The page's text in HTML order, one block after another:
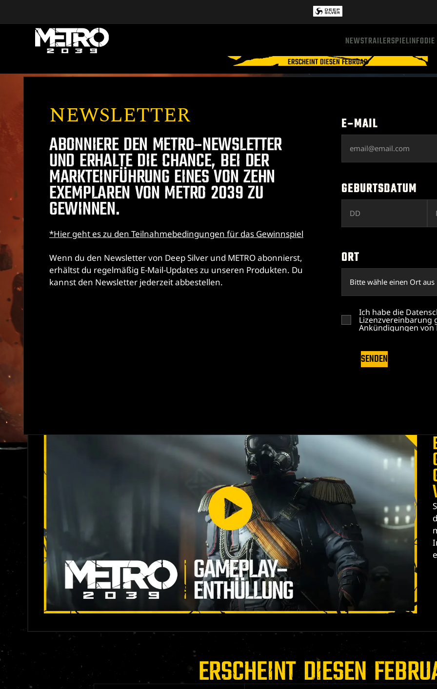
NEWSTRAILERSPIELINFO
NEWSLETTER
ABONNIERE DEN METRO-NEWSLETTER
UND ERHALTE DIE CHANCE, BEI DER
MARKTEINFÜHRUNG EINES VON ZEHN
EXEMPLAREN VON METRO 2039 ZU
GEWINNEN.
*Hier geht es zu den Teilnahmebedingungen für das Gewinnspiel
Wenn du den Newsletter von Deep Silver und METRO abonnierst,
erhältst du regelmäßig E-Mail-Updates zu unseren Produkten. Du
kannst den Newsletter jederzeit abbestellen.
E-MAIL
GEBURTSDATUM
ORT
Ich habe die
Lizenzvereinbarung
Ankündigungen von
SENDEN
ERSCHEINT DIESEN
ERSCHEINT DIESEN FEBRUAR